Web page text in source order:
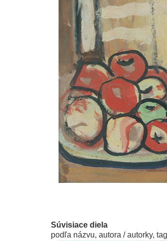
Súvisiace diela
podľa názvu, autora / autorky,